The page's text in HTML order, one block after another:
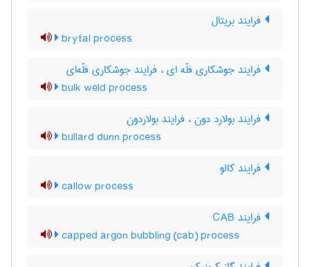
فرایند بریتال
brytal process
فرایند جوشکاری فلّه ای ، فرایند جوشکاری فلّه‌ای
bulk weld process
فرایند بولارد دون ، فرایند بولاردون
bullard dunn process
فرایند کالو
callow process
فرایند CAB
capped argon bubbling (cab) process